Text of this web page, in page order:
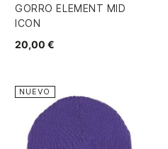
GORRO ELEMENT MID
ICON
20,00 €
NUEVO